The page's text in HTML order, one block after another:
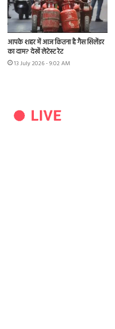
आपके शहर में आज कितना है गैस सिलेंडर
का दाम? देखें लेटेस्ट रेट
13 July 2026 - 9:02 AM